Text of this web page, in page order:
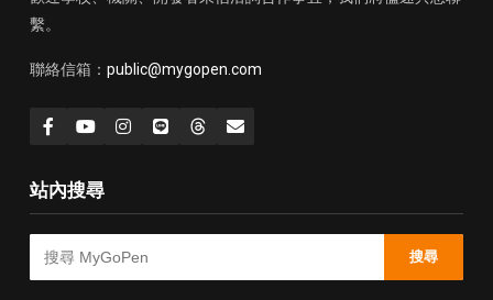
繫。
聯絡信箱： public@mygopen.com
站內搜尋
搜尋